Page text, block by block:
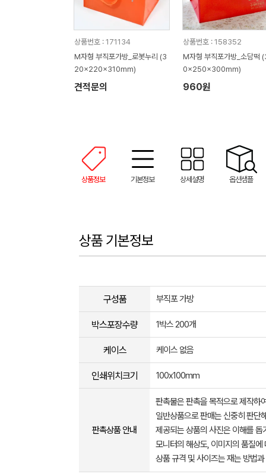
상품번호 : 171134
M자형 부직포가방_로봇누리 (3
20x220x310mm)
견적문의
상품번호 : 158352
M자형 부직포가방_소담떡
0x250x300mm)
960원
상품정보 기본정보 상세설명 옵션샘플
상품 기본정보
구성품 부직포 가방
박스포장수량 1박스 200개
케이스 케이스 없음
인쇄위치크기 100x100mm
판촉상품 안내
판촉물은 판촉을 목적으로 제작하
일반상품으로 판매는 신중히 판단
제공되는 상품의 사진은 이해를
모니터의 해상도, 이미지의 품질
상품 규격 및 사이즈는 재는 방법